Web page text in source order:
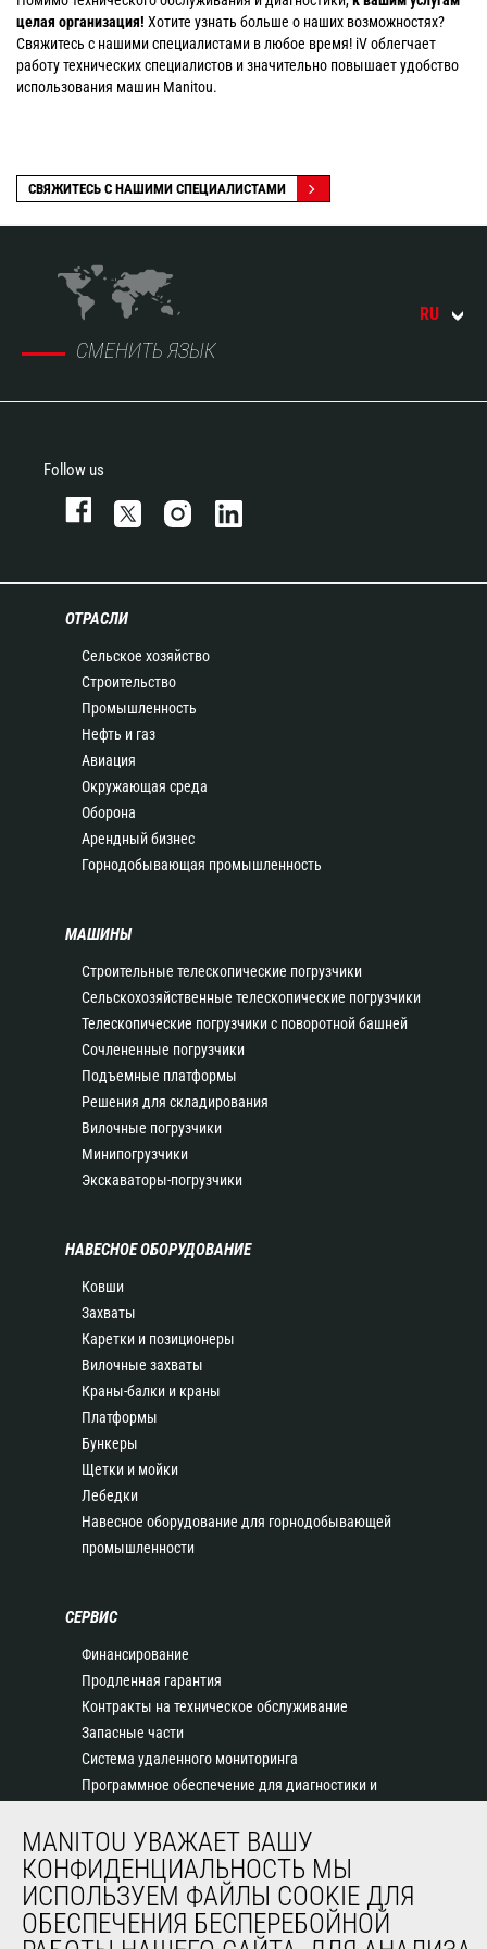
целая организация! Хотите узнать больше о наших возможностях?
Свяжитесь с нашими специалистами в любое время! iV облегчает
работу технических специалистов и значительно повышает удобство
использования машин Manitou.
СВЯЖИТЕСЬ С НАШИМИ СПЕЦИАЛИСТАМИ
СМЕНИТЬ ЯЗЫК
RU
Follow us
ОТРАСЛИ
Сельское хозяйство
Строительство
Промышленность
Нефть и газ
Авиация
Окружающая среда
Оборона
Арендный бизнес
Горнодобывающая промышленность
МАШИНЫ
Строительные телескопические погрузчики
Сельскохозяйственные телескопические погрузчики
Телескопические погрузчики с поворотной башней
Сочлененные погрузчики
Подъемные платформы
Решения для складирования
Вилочные погрузчики
Минипогрузчики
Экскаваторы-погрузчики
НАВЕСНОЕ ОБОРУДОВАНИЕ
Ковши
Захваты
Каретки и позиционеры
Вилочные захваты
Краны-балки и краны
Платформы
Бункеры
Щетки и мойки
Лебедки
Навесное оборудование для горнодобывающей
промышленности
СЕРВИС
Финансирование
Продленная гарантия
Контракты на техническое обслуживание
Запасные части
Система удаленного мониторинга
Программное обеспечение для диагностики и
Обучение
Подержанное оборудование
О НАС
MANITOU УВАЖАЕТ ВАШУ
КОНФИДЕНЦИАЛЬНОСТЬ МЫ
ИСПОЛЬЗУЕМ ФАЙЛЫ COOKIE ДЛЯ
ОБЕСПЕЧЕНИЯ БЕСПЕРЕБОЙНОЙ